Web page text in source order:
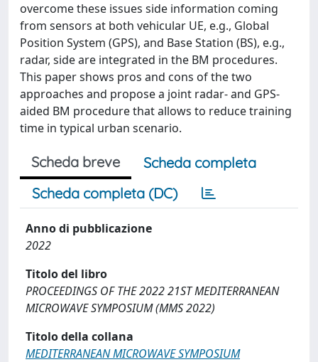
overcome these issues side information coming
from sensors at both vehicular UE, e.g., Global
Position System (GPS), and Base Station (BS), e.g.,
radar, side are integrated in the BM procedures.
This paper shows pros and cons of the two
approaches and propose a joint radar- and GPS-
aided BM procedure that allows to reduce training
time in typical urban scenario.
Scheda breve
Scheda completa
Scheda completa (DC)
Anno di pubblicazione
2022
Titolo del libro
PROCEEDINGS OF THE 2022 21ST MEDITERRANEAN
MICROWAVE SYMPOSIUM (MMS 2022)
Titolo della collana
MEDITERRANEAN MICROWAVE SYMPOSIUM